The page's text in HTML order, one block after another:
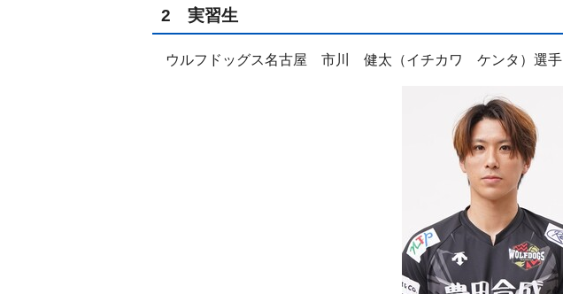
2 実習生
ウルフドッグス名古屋 市川 健太（イチカワ ケンタ）選手